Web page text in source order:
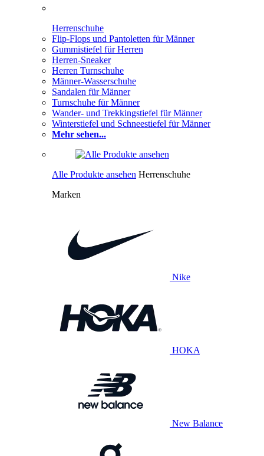
Herrenschuhe
Flip-Flops und Pantoletten für Männer
Gummistiefel für Herren
Herren-Sneaker
Herren Turnschuhe
Männer-Wasserschuhe
Sandalen für Männer
Turnschuhe für Männer
Wander- und Trekkingstiefel für Männer
Winterstiefel und Schneestiefel für Männer
Mehr sehen...
Alle Produkte ansehen Herrenschuhe
Marken
Nike
HOKA
New Balance